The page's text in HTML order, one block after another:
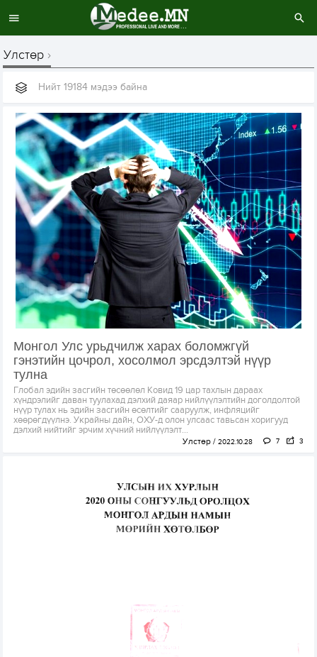
Улстөр
Нийт 19184 мэдээ байна
Монгол Улс урьдчилж харах боломжгүй
гэнэтийн цочрол, хосолмол эрсдэлтэй нүүр
тулна
Глобал эдийн засгийн төсөөлөл Ковид 19 цар тахлын дараах
хүндрэлийг даван туулахад дэлхий даяар нийлүүлэлтийн доголдолтой
нүүр тулах нь эдийн засгийн өсөлтийг сааруулж, инфляцийг
хөөрөгдүүлнэ. Украйны дайн, ОХУ-д олон улсаас тавьсан хоригууд
дэлхий нийтийг эрчим хүчний нийлүүлэлт...
Улстөр 2022.10.28 7 3